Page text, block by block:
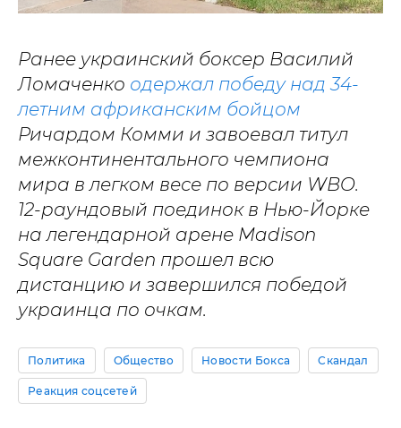
Ранее украинский боксер Василий
Ломаченко одержал победу над 34-
летним африканским бойцом
Ричардом Комми и завоевал титул
межконтинентального чемпиона
мира в легком весе по версии WBO.
12-раундовый поединок в Нью-Йорке
на легендарной арене Madison
Square Garden прошел всю
дистанцию и завершился победой
украинца по очкам.
Политика Общество Новости Бокса Скандал
Реакция соцсетей